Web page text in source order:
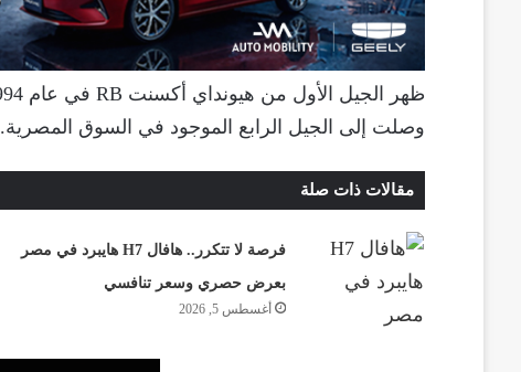
وصلت إلى الجيل الرابع الموجود في السوق المصرية.
مقالات ذات صلة
فرصة لا تتكرر.. هافال H7 هايبرد في مصر
بعرض حصري وسعر تنافسي
أغسطس 5, 2026